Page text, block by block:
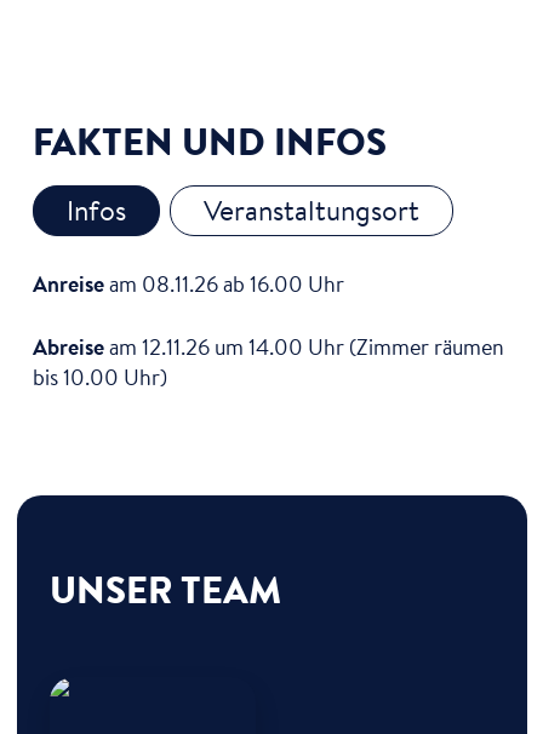
FAKTEN UND INFOS
Infos Veranstaltungsort
Anreiseam 08.11.26 ab 16.00 Uhr
Abreiseam 12.11.26 um 14.00 Uhr (Zimmer räumen
bis 10.00 Uhr)
UNSER TEAM